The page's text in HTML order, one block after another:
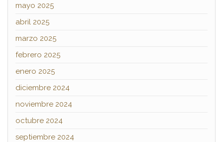
mayo 2025
abril 2025
marzo 2025
febrero 2025
enero 2025
diciembre 2024
noviembre 2024
octubre 2024
septiembre 2024